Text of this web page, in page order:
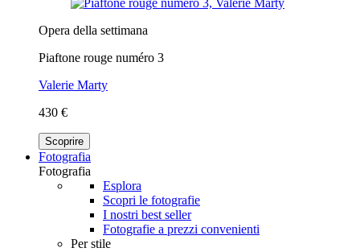
Opera della settimana
Piaftone rouge numéro 3
Valerie Marty
430 €
Scoprire
Fotografia
Fotografia
Esplora
Scopri le fotografie
I nostri best seller
Fotografie a prezzi convenienti
Per stile